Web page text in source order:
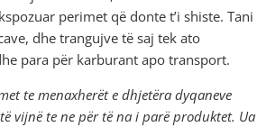
perimet që donte t’i shiste. Tani
dhe trangujve të saj tek ato
para për karburant apo transport.
te menaxherët e dhjetëra dyqaneve
vijnë te ne për të na i parë produktet. Ua